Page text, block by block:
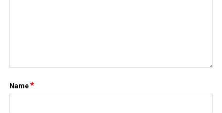
Name*